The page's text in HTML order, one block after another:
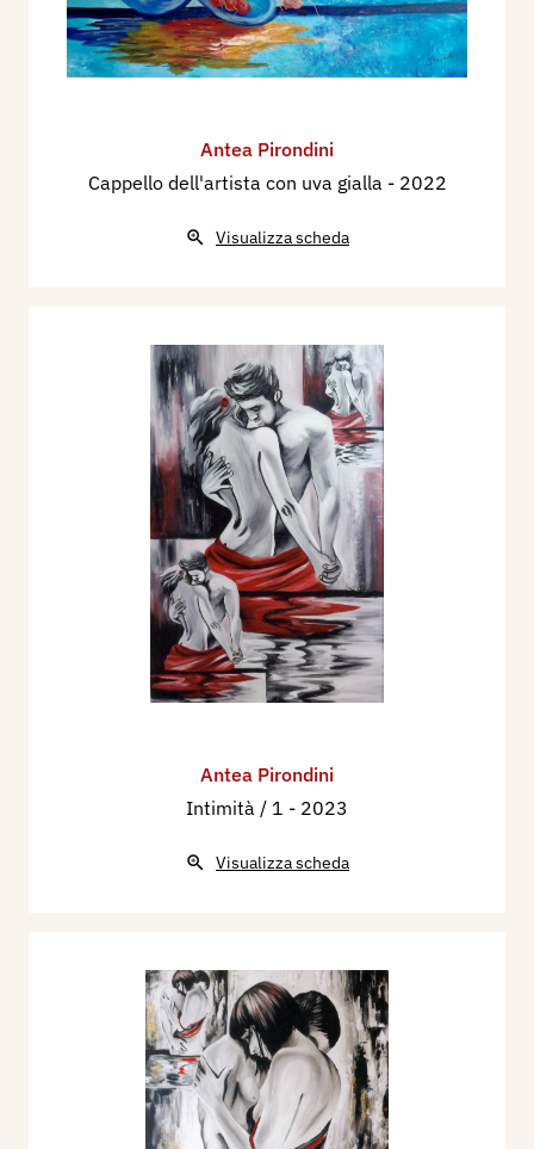
Antea Pirondini
Cappello dell'artista con uva gialla - 2022
Visualizza scheda
Antea Pirondini
Intimità / 1 - 2023
Visualizza scheda